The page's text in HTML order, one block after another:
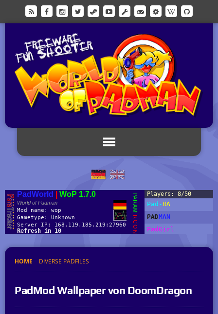
HOME DIVERSE PADFILES
PadMod Wallpaper von DoomDragon